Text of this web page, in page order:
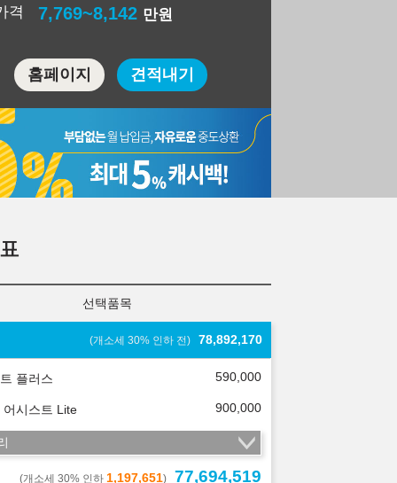
격 7,769~8,142 만원
홈페이지 견적내기
선택품목
(개소세 30% 인하 전) 78,892,170
플러스 590,000
어시스트 Lite 900,000
(개소세 30% 인하 1,197,651) 77,694,519